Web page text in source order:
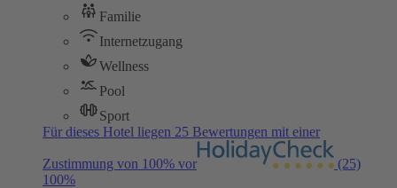
Familie
Internetzugang
Wellness
Pool
Sport
Für dieses Hotel liegen 25 Bewertungen mit einer
Zustimmung von 100% vor
(25)
100%